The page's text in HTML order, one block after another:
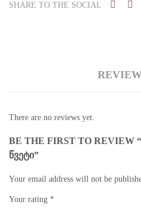
SHARE TO THE SOCIAL
There are no reviews yet.
BE THE FIRST TO REVIEW
ᲬᲕᲔᲢᲘ”
Your email address will not be
Your rating *